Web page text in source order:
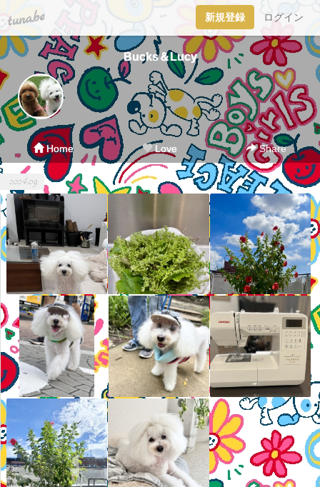
tuna.be 新規登録 ログイン
Bucks＆Lucy
Home Love Share
2024.09